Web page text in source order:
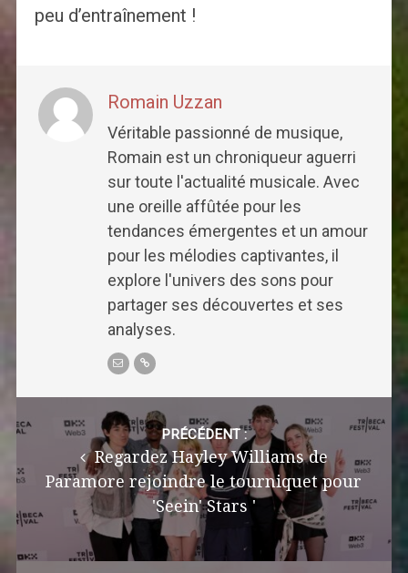
peu d’entraînement !
Romain Uzzan
Véritable passionné de musique,
Romain est un chroniqueur aguerri
sur toute l'actualité musicale. Avec
une oreille affûtée pour les
tendances émergentes et un amour
pour les mélodies captivantes, il
explore l'univers des sons pour
partager ses découvertes et ses
analyses.
navigation
PRÉCÉDENT :
Regardez Hayley Williams de
Paramore rejoindre le tourniquet pour
'Seein' Stars '